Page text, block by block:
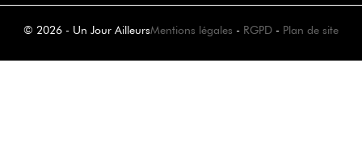
© 2026 - Un Jour AilleursMentions légales - RGPD - Plan de site